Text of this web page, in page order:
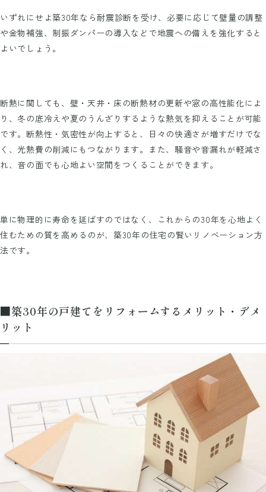
いずれにせよ築30年なら耐震診断を受け、必要に応じて壁量の調整
や金物補強、制振ダンパーの導入などで地震への備えを強化すると
よいでしょう。
断熱に関しても、壁・天井・床の断熱材の更新や窓の高性能化によ
り、冬の底冷えや夏のうんざりするような熱気を抑えることが可能
です。断熱性・気密性が向上すると、日々の快適さが増すだけでな
く、光熱費の削減にもつながります。また、騒音や音漏れが軽減さ
れ、音の面でも心地よい空間をつくることができます。
単に物理的に寿命を延ばすのではなく、これからの30年を心地よく
住むための質を高めるのが、築30年の住宅の賢いリノベーション方
法です。
■築30年の戸建てをリフォームするメリット・デメ
リット